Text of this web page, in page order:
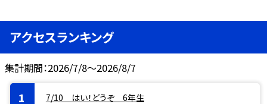
アクセスランキング
集計期間：2026/7/8～2026/8/7
7/10 はい！どうぞ 6年生